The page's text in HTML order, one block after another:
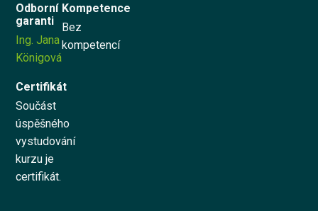
Odborní
garanti
Ing. Jana
Königová
Kompetence
Bez
kompetencí
Certifikát
Součást
úspěšného
vystudování
kurzu je
certifikát.